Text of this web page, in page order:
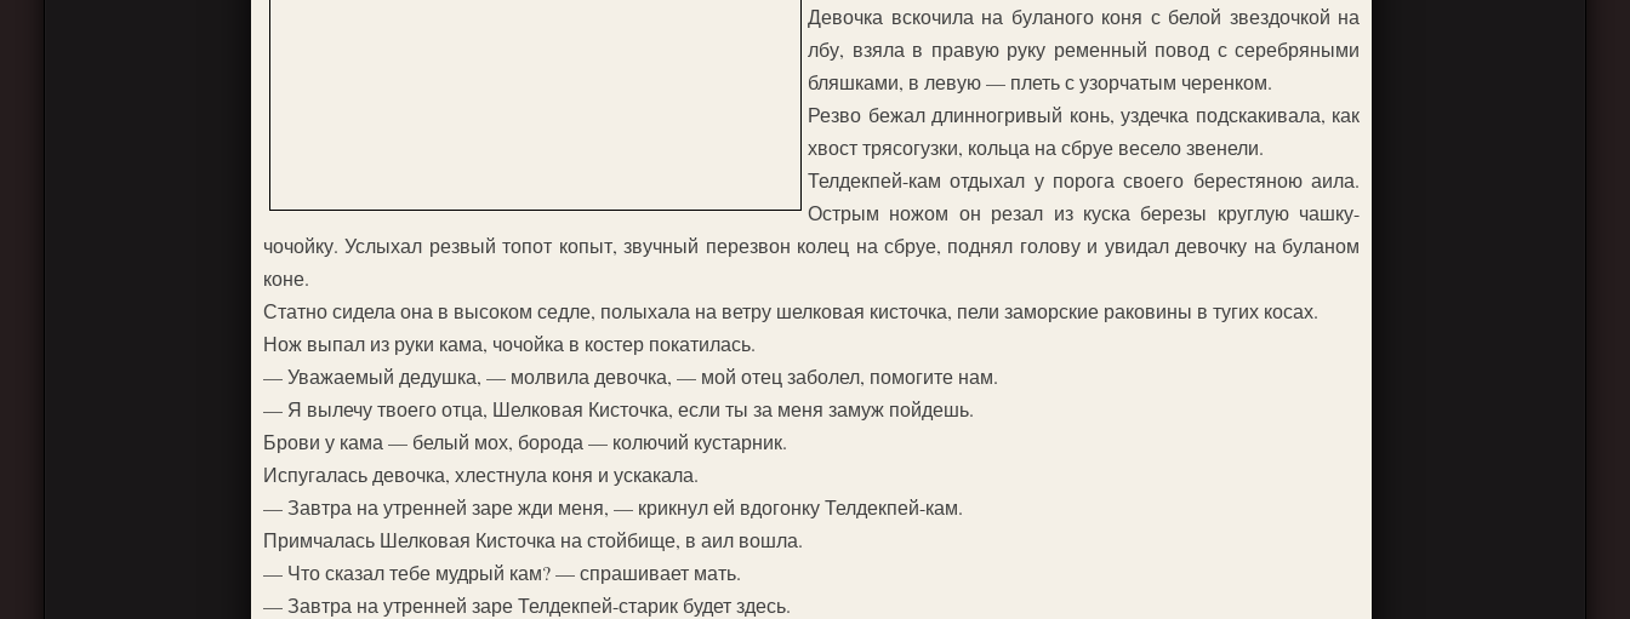
Девочка вскочила на буланого коня с белой звездочкой на
лбу, взяла в правую руку ременный повод с серебряными
бляшками, в левую — плеть с узорчатым черенком.
Резво бежал длинногривый конь, уздечка подскакивала, как
хвост трясогузки, кольца на сбруе весело звенели.
Телдекпей-кам отдыхал у порога своего берестяною аила.
Острым ножом он резал из куска березы круглую чашку-
чочойку. Услыхал резвый топот копыт, звучный перезвон колец на сбруе, поднял голову и увидал девочку на буланом
коне.
Статно сидела она в высоком седле, полыхала на ветру шелковая кисточка, пели заморские раковины в тугих косах.
Нож выпал из руки кама, чочойка в костер покатилась.
— Уважаемый дедушка, — молвила девочка, — мой отец заболел, помогите нам.
— Я вылечу твоего отца, Шелковая Кисточка, если ты за меня замуж пойдешь.
Брови у кама — белый мох, борода — колючий кустарник.
Испугалась девочка, хлестнула коня и ускакала.
— Завтра на утренней заре жди меня, — крикнул ей вдогонку Телдекпей-кам.
Примчалась Шелковая Кисточка на стойбище, в аил вошла.
— Что сказал тебе мудрый кам? — спрашивает мать.
— Завтра на утренней заре Телдекпей-старик будет здесь.